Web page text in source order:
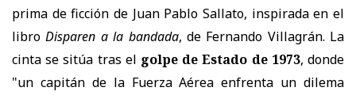
prima de ficción de Juan Pablo Sallato, inspirada en el
libroDisparen a la bandada, de Fernando Villagrán. La
cinta se sitúa tras el golpe de Estado de 1973, donde
"un capitán de la Fuerza Aérea enfrenta un dilema